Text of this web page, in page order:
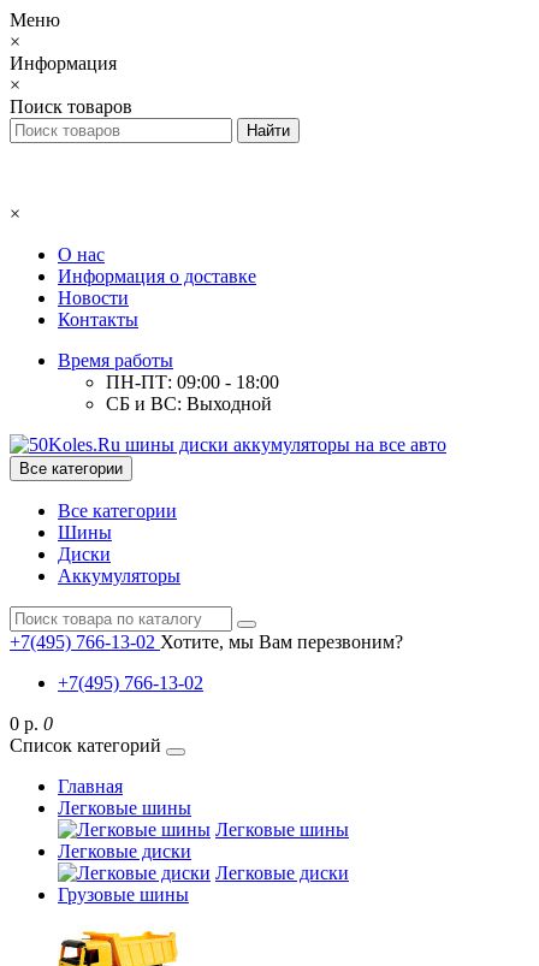
Меню
×
Информация
×
Поиск товаров
×
О нас
Информация о доставке
Новости
Контакты
Время работы
ПН-ПТ: 09:00 - 18:00
СБ и ВС: Выходной
Все категории
Все категории
Шины
Диски
Аккумуляторы
+7(495) 766-13-02 Хотите, мы Вам перезвоним?
+7(495) 766-13-02
0 р. 0
Список категорий
Главная
Легковые шины
Легковые шины
Легковые диски
Легковые диски
Грузовые шины